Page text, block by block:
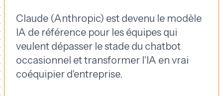
Claude (Anthropic) est devenu le modèle
IA de référence pour les équipes qui
veulent dépasser le stade du chatbot
occasionnel et transformer l'IA en vrai
coéquipier d'entreprise.